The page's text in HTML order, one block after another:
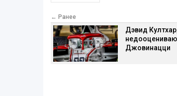
← Ранее
Дэвид
Джовинацци